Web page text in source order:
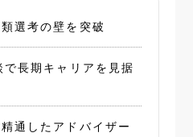
選考の壁を突破
長期キャリアを見据
通したアドバイザー